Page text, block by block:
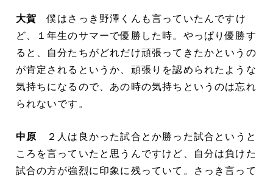
大賀 僕はさっき野澤くんも言っていたんですけ
ど、１年生のサマーで優勝した時。やっぱり優勝す
ると、自分たちがどれだけ頑張ってきたかというの
が肯定されるというか、頑張りを認められたような
気持ちになるので、あの時の気持ちというのは忘れ
られないです。
中原 ２人は良かった試合とか勝った試合というと
ころを言っていたと思うんですけど、自分は負けた
試合の方が強烈に印象に残っていて。さっき言って